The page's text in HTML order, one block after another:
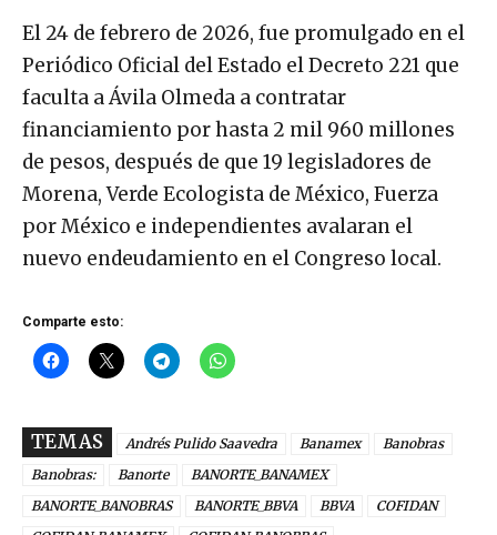
El 24 de febrero de 2026, fue promulgado en el
Periódico Oficial del Estado el Decreto 221 que
faculta a Ávila Olmeda a contratar
financiamiento por hasta 2 mil 960 millones
de pesos, después de que 19 legisladores de
Morena, Verde Ecologista de México, Fuerza
por México e independientes avalaran el
nuevo endeudamiento en el Congreso local.
Comparte esto:
TEMAS Andrés Pulido Saavedra Banamex
Banobras
Banobras:
Banorte
BANORTE_BANAMEX
BANORTE_BANOBRAS
BANORTE_BBVA BBVA
COFIDAN